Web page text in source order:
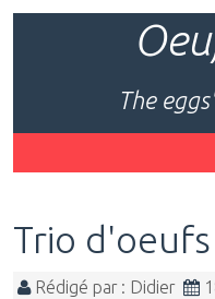
The
Trio d'oeufs
Rédigé par : Didier